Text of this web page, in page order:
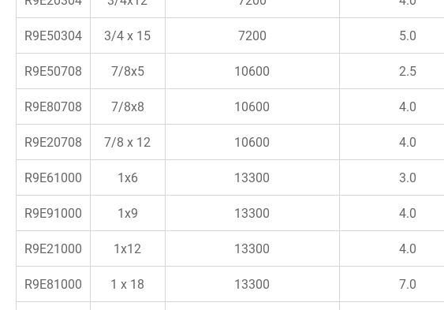
R9E50304 3/4 x 15 7200 5.0
R9E50708 7/8x5 10600 2.5
R9E80708 7/8x8 10600 4.0
R9E20708 7/8 x 12 10600 4.0
R9E61000 1x6 13300 3.0
R9E91000 1x9 13300 4.0
R9E21000 1x12 13300 4.0
R9E81000 1 x 18 13300 7.0